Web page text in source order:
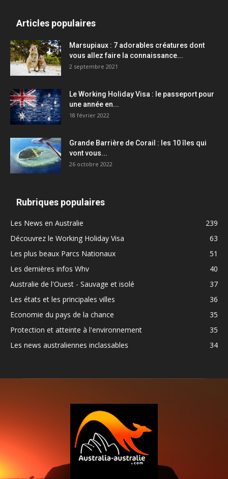
Articles populaires
Marsupiaux : 7 adorables créatures dont
vous allez faire la connaissance...
2 septembre 2021
Le Working Holiday Visa : le passeport pour
une année en...
18 février 2022
Grande Barrière de Corail : les 10 îles qui
vont vous...
26 octobre 2022
Rubriques populaires
Les News en Australie
239
Découvrez le Working Holiday Visa
63
Les plus beaux Parcs Nationaux
51
Les dernières infos Whv
40
Australie de l'Ouest - Sauvage et isolé
37
Les états et les principales villes
36
Economie du pays de la chance
35
Protection et atteinte à l'environnement
35
Les news australiennes inclassables
34